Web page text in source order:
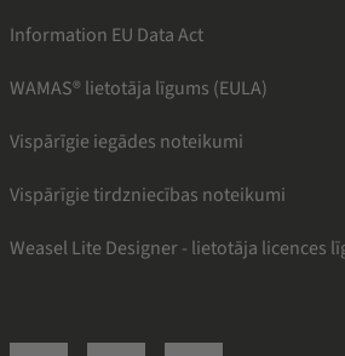
Information EU Data Act
WAMAS® lietotāja līgums (EULA)
Vispārīgie iegādes noteikumi
Vispārīgie tirdzniecības noteikumi
Weasel Lite Designer - lietotāja licences